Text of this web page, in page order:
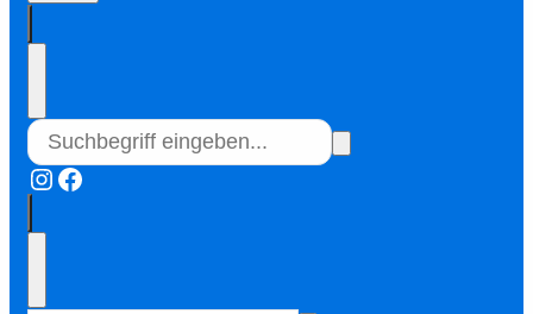
Instagram
Facebook